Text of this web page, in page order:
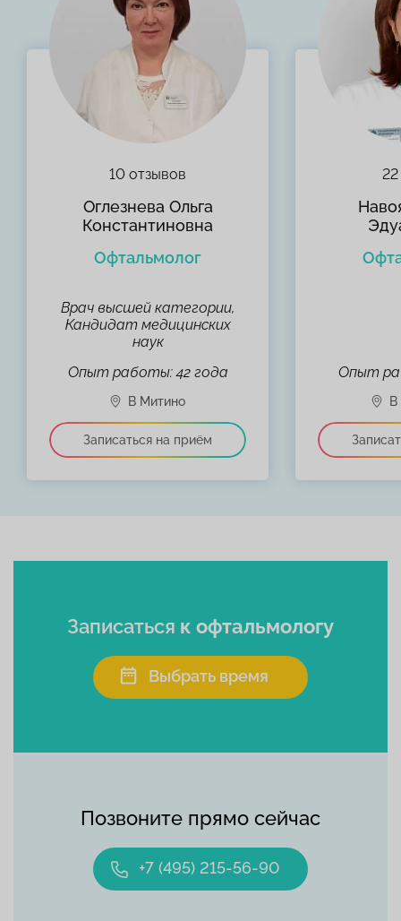
10 отзывов
Оглезнева Ольга
Константиновна
Офтальмолог
Врач высшей категории,
Кандидат медицинских
наук
Опыт работы: 42 года
Опыт
Позвоните прямо сейчас
+7 (495) 215-56-90
Записаться к офтальмологу
Выбрать время